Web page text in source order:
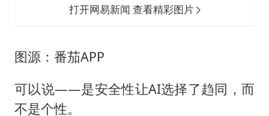
打开网易新闻 查看精彩图片
图源：番茄APP
可以说——是安全性让AI选择了趋同，而
不是个性。